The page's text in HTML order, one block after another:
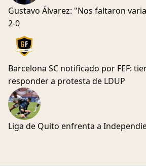
Gustavo Álvarez: "Nos faltaron
2-0
Barcelona SC notificado por FEF:
responder a protesta de LDUP
Liga de Quito enfrenta a